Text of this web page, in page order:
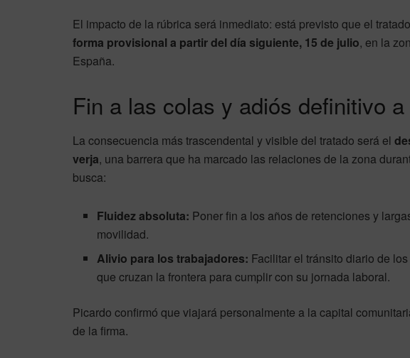
El impacto de la rúbrica será inmediato: está previsto que el tratado
forma provisional a partir del día siguiente, 15 de julio, en la
España.
Fin a las colas y adiós definitivo
La consecuencia más trascendental y visible del tratado será el
verja, una barrera que ha marcado las relaciones de la zona
busca:
Fluidez absoluta: Poner fin a los años de retenciones y
movilidad.
Alivio para los trabajadores: Facilitar el tránsito diario de
que cruzan la frontera para cumplir con su jornada laboral.
Picardo confirmó que viajará personalmente a la capital
de la firma.